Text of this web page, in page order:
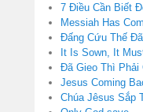
7 Điều Cần Biết
Messiah Has
Đấng Cứu Thế
It Is Sown, It
Đã Gieo Thì Phải
Jesus Coming
Chúa Jêsus Sắp